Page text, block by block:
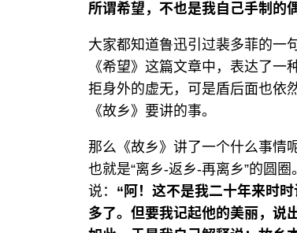
所谓希望，不也是我自己手制的
大家都知道鲁迅引过裴多菲的一
《希望》这篇文章中，表达了
拒身外的虚无，可是盾后面也依
《故乡》要讲的事。
那么《故乡》讲了一个什么事情
也就是“离乡-返乡-再离乡”的圆
说： “阿！这不是我二十年来时
多了。但要我记起他的美丽，说